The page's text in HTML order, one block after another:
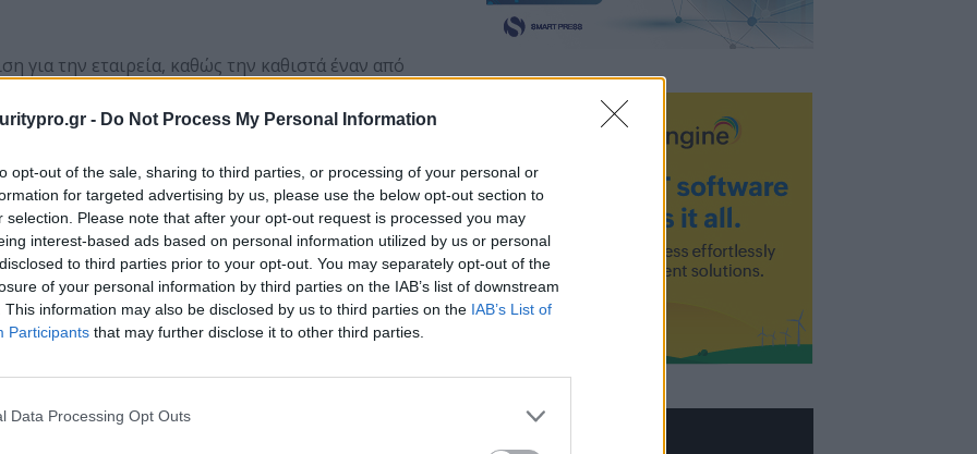
- Do Not Process My Personal Information
opt-out of the sale, sharing to third parties, or processing of your personal or
for targeted advertising by us, please use the below opt-out section to
selection. Please note that after your opt-out request is processed you may
interest-based ads based on personal information utilized by us or personal
to third parties prior to your opt-out. You may separately opt-out of the
of your personal information by third parties on the IAB’s list of downstream
This information may also be disclosed by us to third parties on the IAB’s List of
Participants that may further disclose it to other third parties.
Data Processing Opt Outs
για την εταιρεία, καθώς την καθιστά έναν από
συνεργάτες της Microsoft στο περιβάλλον
πληθώρα πιστοποιήσεων και δεξιοτήτων.
Νέα υπηρεσία
a-Service
Η Office Line γίνεται ο
συνεργάτης Fortinet
Ελλάδα